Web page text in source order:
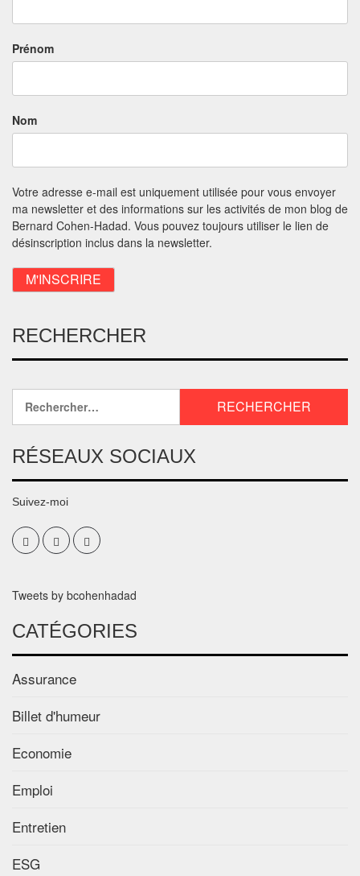
Prénom
Nom
Votre adresse e-mail est uniquement utilisée pour vous envoyer
ma newsletter et des informations sur les activités de mon blog de
Bernard Cohen-Hadad. Vous pouvez toujours utiliser le lien de
désinscription inclus dans la newsletter.
RECHERCHER
RÉSEAUX SOCIAUX
Suivez-moi
Tweets by bcohenhadad
CATÉGORIES
Assurance
Billet d'humeur
Economie
Emploi
Entretien
ESG